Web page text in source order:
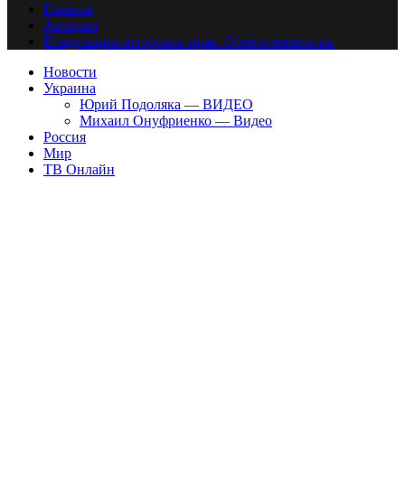
Главная
Авторам
Владельцам авторских прав. Ответственности.
Новости
Украина
Юрий Подоляка — ВИДЕО
Михаил Онуфриенко — Видео
Россия
Мир
ТВ Онлайн